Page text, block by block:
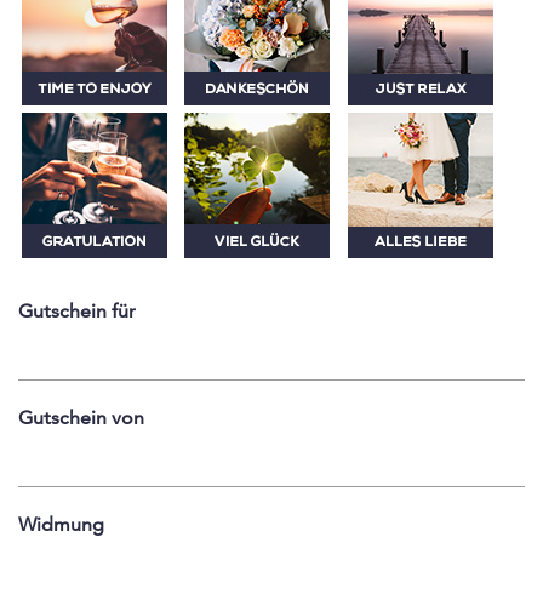
Gutschein für
Gutschein von
Widmung